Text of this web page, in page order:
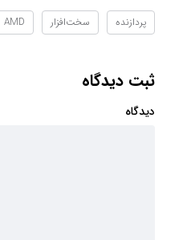
پردازنده سخت‌افزار AMD
ثبت دیدگاه
دیدگاه